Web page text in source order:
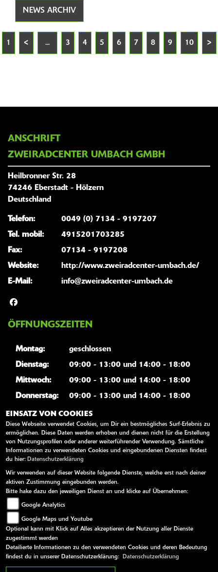
NEWS ARCHIV
1 < ... 3 4 5 6 7 8 9 10 >
ANSCHRIFT
ZWEIRADCENTER UMBACH GMBH
Heilbronner Str. 28
74246 Eberstadt - Hölzern
Deutschland
Telefon:
0049 (0) 7134 - 9197207
Tel. mobil:
4915201703285
Fax:
07134 - 9197208
Website:
http://www.zweiradcenter-umbach.de/
E-Mail:
info@zweiradcenter-umbach.de
ÖFFNUNGSZEITEN
Montag:
geschlossen
Dienstag:
09:00 - 13:00 und 14:00 - 18:00
Mittwoch:
09:00 - 13:00 und 14:00 - 18:00
Donnerstag:
09:00 - 13:00 und 14:00 - 18:00
Freitag:
09:00 - 13:00 und 14:00 - 18:00
Samstag:
09:00 - 12:00
Sonntag:
geschlossen
WEITERE LINKS
Kawasaki News
Kawasaki Handbücher
Kawasaki Bekleidung
Kawasaki Merchandise
AGB Impressum Datenschutz Disclaimer
EINSATZ VON COOKIES
Diese Webseite verwendet Cookies, um Dir ein bestmögliches Surf-Erlebnis zu
ermöglichen. Diese Daten werden erhoben und dienen nicht für die Erstellung
von Nutzungsprofilen oder anderer weiterführender Verwendung. Sämtliche
Informationen zu verwendeten Cookies und eingebundenen Diensten findest
du hier: Datenschutzerklärung
Wir verwenden auf dieser Website folgende Dienste, welche erst nach deiner
aktiven Zustimmung eingebunden werden.
Bitte hake dazu den jeweiligen Dienst an und klicke auf Übernehmen:
Google Analytics
Google Maps und Youtube
Optional kann mit Klick auf Alles akzeptieren der Nutzung aller Dienste
zugestimmt werden
Detailierte Informationen zu den verwendeten Cookies und deren Bedeutung
findest du in unserer Datenschutzerklärung:
Datenschutzerklärung